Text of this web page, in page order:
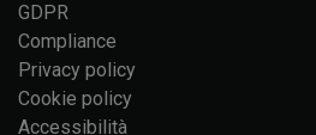
GDPR
Compliance
Privacy policy
Cookie policy
Accessibilità